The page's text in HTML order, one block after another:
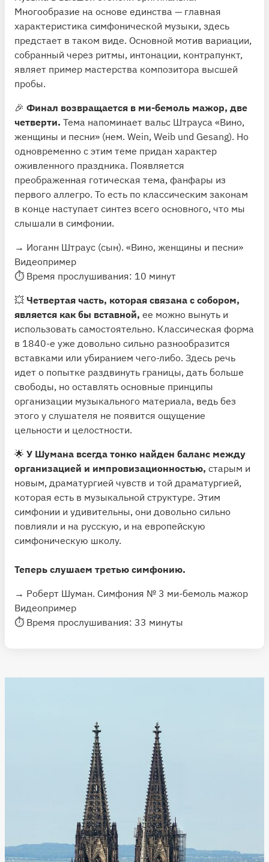
Многообразие на основе единства — главная
характеристика симфонической музыки, здесь
предстает в таком виде. Основной мотив вариации,
собранный через ритмы, интонации, контрапункт,
являет пример мастерства композитора высшей
пробы.
🎉 Финал возвращается в ми-бемоль мажор, две
четверти. Тема напоминает вальс Штрауса «Вино,
женщины и песни» (нем. Wein, Weib und Gesang). Но
одновременно с этим теме придан характер
оживленного праздника. Появляется
преображенная готическая тема, фанфары из
первого аллегро. То есть по классическим законам
в конце наступает синтез всего основного, что мы
слышали в симфонии.
→ Иоганн Штраус (сын). «Вино, женщины и песни»
Видеопример
⏱ Время прослушивания: 10 минут
💥 Четвертая часть, которая связана с собором,
является как бы вставной, ее можно вынуть и
использовать самостоятельно. Классическая форма
в 1840-е уже довольно сильно разнообразится
вставками или убиранием чего-либо. Здесь речь
идет о попытке раздвинуть границы, дать больше
свободы, но оставлять основные принципы
организации музыкального материала, ведь без
этого у слушателя не появится ощущение
цельности и целостности.
🌟 У Шумана всегда тонко найден баланс между
организацией и импровизационностью, старым и
новым, драматургией чувств и той драматургией,
которая есть в музыкальной структуре. Этим
симфонии и удивительны, они довольно сильно
повлияли и на русскую, и на европейскую
симфоническую школу.
Теперь слушаем третью симфонию.
→ Роберт Шуман. Симфония № 3 ми-бемоль мажор
Видеопример
⏱ Время прослушивания: 33 минуты